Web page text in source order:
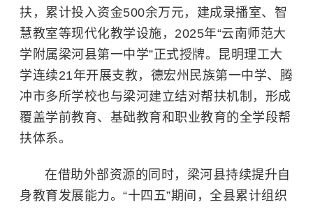
扶，累计投入资金500余万元，建成录播室、智
慧教室等现代化教学设施，2025年“云南师范大
学附属梁河县第一中学”正式授牌。 昆明理工大
学连续21年开展支教，德宏州民族第一中学、腾
冲市多所学校也与梁河建立结对帮扶机制，形成
覆盖学前教育、基础教育和职业教育的全学段帮
扶体系。
在借助外部资源的同时，梁河县持续提升自
身教育发展能力。“十四五”期间，全县累计组织